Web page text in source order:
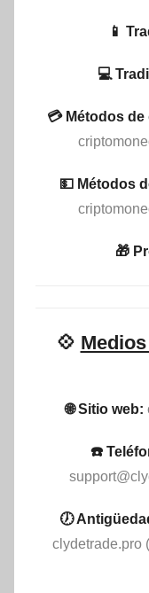
📱
💻
💳 Métodos
💵​ Métodos
🎁
💠
🌐 Sitio web:
☎️
🕖
clydetrade.pro